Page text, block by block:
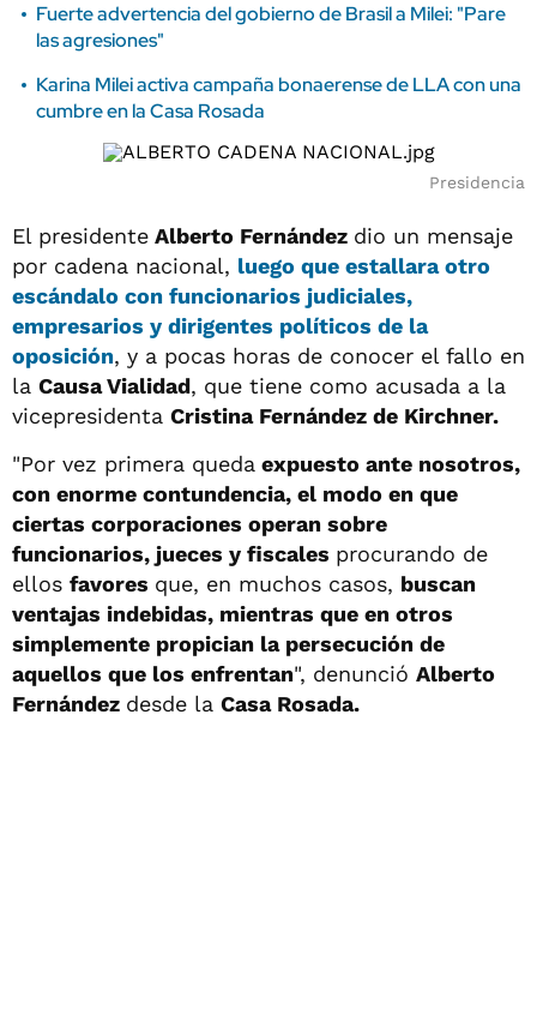
Fuerte advertencia del gobierno de Brasil a Milei: "Pare
las agresiones"
Karina Milei activa campaña bonaerense de LLA con una
cumbre en la Casa Rosada
Presidencia
El presidente Alberto Fernández dio un mensaje
por cadena nacional, luego que estallara otro
escándalo con funcionarios judiciales,
empresarios y dirigentes políticos de la
oposición, y a pocas horas de conocer el fallo en
la Causa Vialidad, que tiene como acusada a la
vicepresidenta Cristina Fernández de Kirchner.
"Por vez primera queda expuesto ante nosotros,
con enorme contundencia, el modo en que
ciertas corporaciones operan sobre
funcionarios, jueces y fiscales procurando de
ellos favores que, en muchos casos, buscan
ventajas indebidas, mientras que en otros
simplemente propician la persecución de
aquellos que los enfrentan", denunció Alberto
Fernández desde la Casa Rosada.